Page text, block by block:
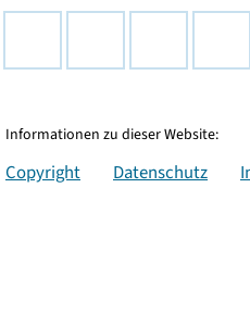
Informationen zu dieser Website:
Copyright Datenschutz